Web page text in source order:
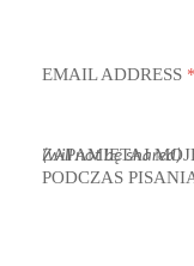
EMAIL ADDRESS *
(will not be shared)
ZAPAMIĘTAJ
PODCZAS